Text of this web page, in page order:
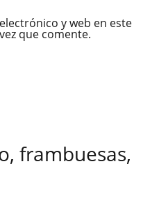
y web en este
que comente.
frambuesas,